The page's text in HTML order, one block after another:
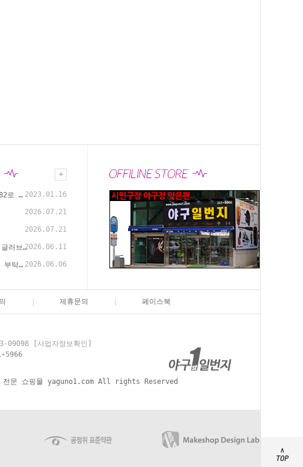
∧
TOP
[공지] 010-8432-5782로 카톡, 문자, 전화로 문의 부탁드립니다. 2023.01.16
2026.07.21
2026.07.21
[궁금] 그럼 혹시 이 글러브 경식으로 써도 괜찮을까요?2026.06.11
[요청] 요청사항 참고 부탁드립니다 2026.06.06
제휴문의 페이스북
09098
[사업자정보확인]
5966
문 쇼핑몰 yaguno1.com All rights Reserved